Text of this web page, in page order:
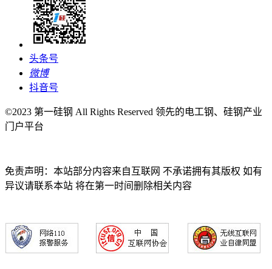
头条号
微博
抖音号
©2023 第一硅钢 All Rights Reserved 领先的电工钢、硅钢产业
门户平台
免责声明：本站部分内容来自互联网 不承诺拥有其版权 如有
异议请联系本站 将在第一时间删除相关内容